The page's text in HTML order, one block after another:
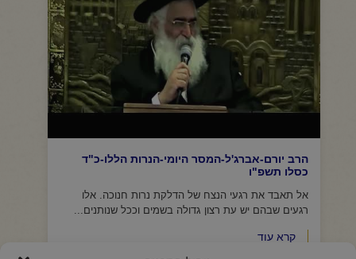
הרב יורם-אברג'ל-המסר היומי-הנרות הללו-כ"ד
כסלו תשפ"ו
אל תאבד את רגעי הנצח של הדלקת נרות חנוכה. אלו
רגעים שבהם יש עת רצון גדולה בשמים וככל שנותנים...
קרא עוד